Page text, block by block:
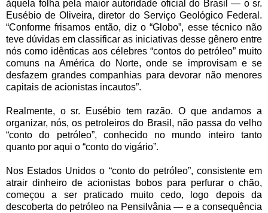
àquela folha pela maior autoridade oficial do Brasil — o sr.
Eusébio de Oliveira, diretor do Serviço Geológico Federal.
“Conforme frisamos então, diz o “Globo”, esse técnico não
teve dúvidas em classificar as iniciativas desse gênero entre
nós como idênticas aos célebres “contos do petróleo” muito
comuns na América do Norte, onde se improvisam e se
desfazem grandes companhias para devorar não menores
capitais de acionistas incautos”.
Realmente, o sr. Eusébio tem razão. O que andamos a
organizar, nós, os petroleiros do Brasil, não passa do velho
“conto do petróleo”, conhecido no mundo inteiro tanto
quanto por aqui o “conto do vigário”.
Nos Estados Unidos o “conto do petróleo”, consistente em
atrair dinheiro de acionistas bobos para perfurar o chão,
começou a ser praticado muito cedo, logo depois da
descoberta do petróleo na Pensilvânia — e a consequência